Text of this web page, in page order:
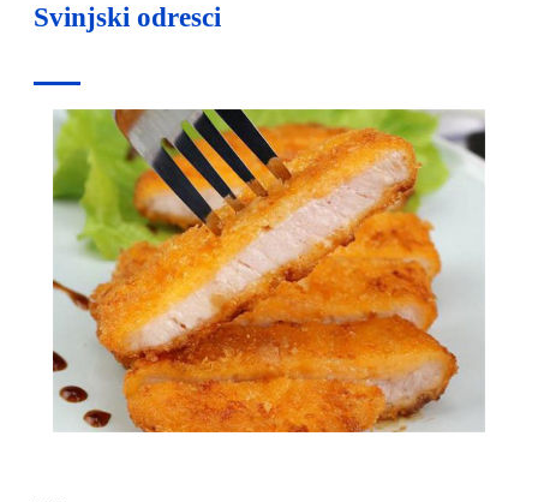
Svinjski odresci